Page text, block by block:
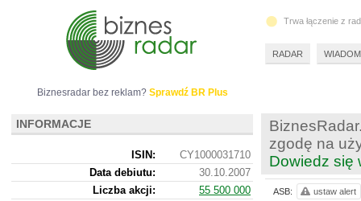
zgodę na
Dowiedz się
ASB: ustaw alert
Biznesradar bez reklam? Sprawdź BR Plus
INFORMACJE
ISIN:
CY1000031710
Data debiutu:
30.10.2007
Liczba akcji:
55 500 000
Trwa łączenie z
RADAR